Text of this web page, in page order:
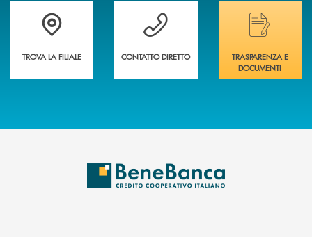
Trova la filiale più vicina a te&nbsp;
TROVA LA FILIALE
Hai bisogno di assistenza immediata?
CONTATTO DIRETTO
Hai bisogno di
TRASPARENZA E
DOCUMENTI